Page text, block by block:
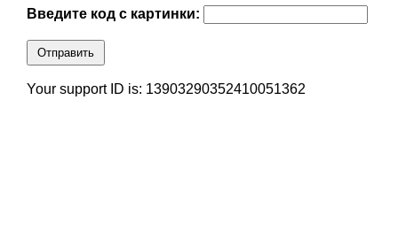
Введите код с картинки:
Отправить
Your support ID is: 13903290352410051362